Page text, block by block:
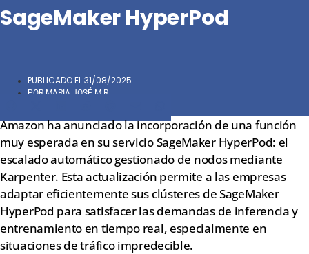
SageMaker HyperPod
PUBLICADO EL31/08/2025
POR MARIA JOSÉ M.R.
en
Facebook
en
X
(Twitter)
en
LinkedIn
en
Reddit
en
Pinterest
en
Email
en
WhatsApp
Amazon ha anunciado la incorporación de una función
muy esperada en su servicio SageMaker HyperPod: el
escalado automático gestionado de nodos mediante
Karpenter. Esta actualización permite a las empresas
adaptar eficientemente sus clústeres de SageMaker
HyperPod para satisfacer las demandas de inferencia y
entrenamiento en tiempo real, especialmente en
situaciones de tráfico impredecible.